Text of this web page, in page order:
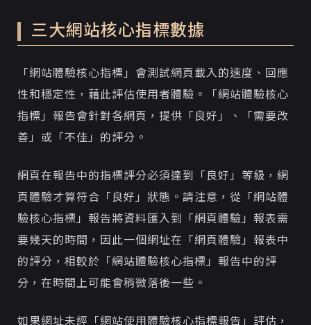
三大網站核心指標數據
「網站體驗核心指標」會測試網頁載入的速度、回應
性和穩定性，藉此評估使用者體驗。「網站體驗核心
指標」報告會針對各網頁，提供「良好」、「需要改
善」或「不佳」的評分。
網頁在報告中的指標評分必須達到「良好」等級，網
頁體驗才算符合「良好」狀態。請注意，從「網站體
驗核心指標」報告將資料匯入到「網頁體驗」報表需
要幾天的時間，因此一個網址在「網頁體驗」報表中
的評分，相較於「網站體驗核心指標」報告中的評
分，在時間上可能會稍微落後一些。
如果網址未經「網站使用體驗核心指標報告」評估，